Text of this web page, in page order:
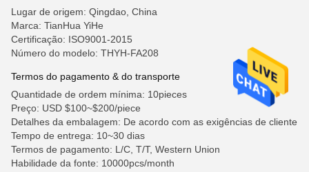
Lugar de origem: Qingdao, China
Marca: TianHua YiHe
Certificação: ISO9001-2015
Número do modelo: THYH-FA208
Termos do pagamento & do transporte
Quantidade de ordem mínima: 10pieces
Preço: USD $100~$200/piece
Detalhes da embalagem: De acordo com as exigências de cliente
Tempo de entrega: 10~30 dias
Termos de pagamento: L/C, T/T, Western Union
Habilidade da fonte: 10000pcs/month